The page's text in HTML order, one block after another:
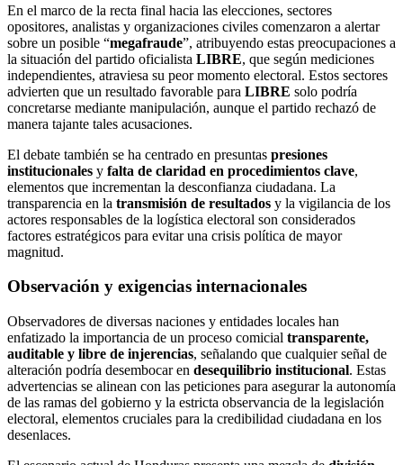
En el marco de la recta final hacia las elecciones, sectores
opositores, analistas y organizaciones civiles comenzaron a alertar
sobre un posible “megafraude”, atribuyendo estas preocupaciones a
la situación del partido oficialista LIBRE, que según mediciones
independientes, atraviesa su peor momento electoral. Estos sectores
advierten que un resultado favorable para LIBRE solo podría
concretarse mediante manipulación, aunque el partido rechazó de
manera tajante tales acusaciones.
El debate también se ha centrado en presuntas presiones
institucionales y falta de claridad en procedimientos clave,
elementos que incrementan la desconfianza ciudadana. La
transparencia en la transmisión de resultados y la vigilancia de los
actores responsables de la logística electoral son considerados
factores estratégicos para evitar una crisis política de mayor
magnitud.
Observación y exigencias internacionales
Observadores de diversas naciones y entidades locales han
enfatizado la importancia de un proceso comicial transparente,
auditable y libre de injerencias, señalando que cualquier señal de
alteración podría desembocar en desequilibrio institucional. Estas
advertencias se alinean con las peticiones para asegurar la autonomía
de las ramas del gobierno y la estricta observancia de la legislación
electoral, elementos cruciales para la credibilidad ciudadana en los
desenlaces.